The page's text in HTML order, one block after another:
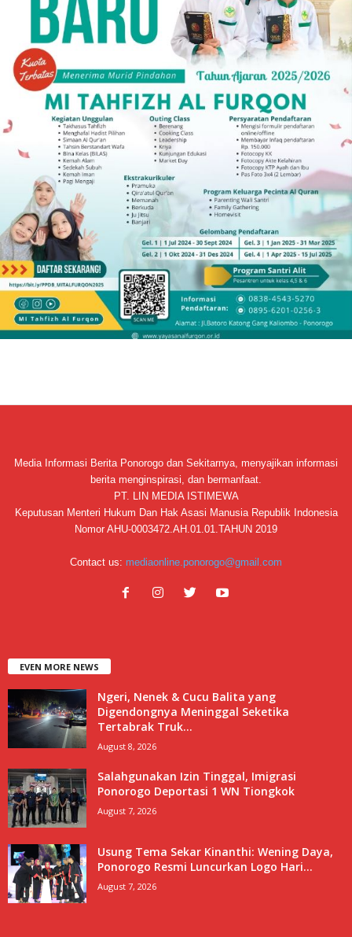
Media Informasi Berita Ponorogo dan Sekitarnya, menyajikan informasi
berita menginspirasi, dan bermanfaat.
PT. LIN MEDIA ISTIMEWA
Keputusan Menteri Hukum Dan Hak Asasi Manusia Republik Indonesia
Nomor AHU-0003472.AH.01.01.TAHUN 2019
Contact us: mediaonline.ponorogo@gmail.com
EVEN MORE NEWS
Ngeri, Nenek & Cucu Balita yang
Digendongnya Meninggal Seketika
Tertabrak Truk...
August 8, 2026
Salahgunakan Izin Tinggal, Imigrasi
Ponorogo Deportasi 1 WN Tiongkok
August 7, 2026
Usung Tema Sekar Kinanthi: Wening Daya,
Ponorogo Resmi Luncurkan Logo Hari...
August 7, 2026